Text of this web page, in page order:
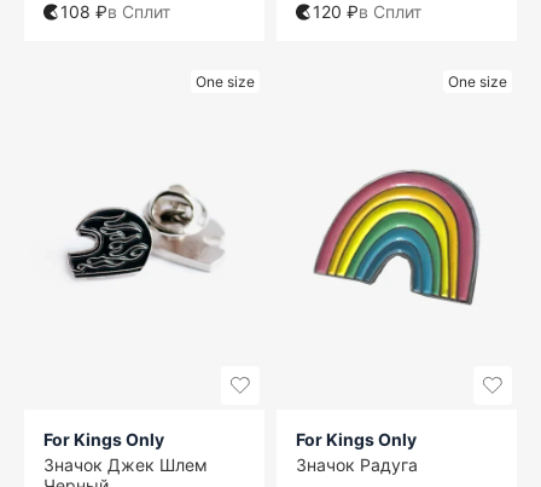
108 ₽в Сплит
120 ₽в Сплит
One size
For Kings Only
Значок Джек Шлем
One size
For Kings Only
Значок Радуга